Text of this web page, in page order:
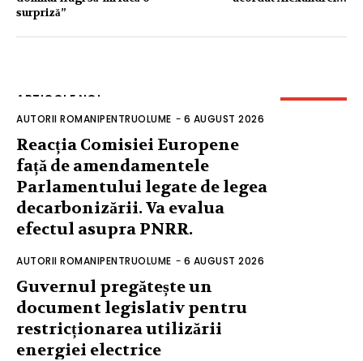
surpriză”
ARTICOLE NOI
AUTORII ROMANIPENTRUOLUME - 6 AUGUST 2026
Reacția Comisiei Europene
față de amendamentele
Parlamentului legate de legea
decarbonizării. Va evalua
efectul asupra PNRR.
AUTORII ROMANIPENTRUOLUME - 6 AUGUST 2026
Guvernul pregătește un
document legislativ pentru
restricționarea utilizării
energiei electrice